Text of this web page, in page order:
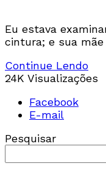
Eu estava
cintura; e sua
Continue Lendo
24K Visualizações
Facebook
E-mail
Pesquisar